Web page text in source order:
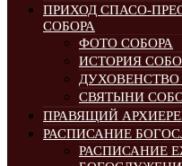
ПРИХОД СПАСО-
СОБОРА
ФОТО СОБОРА
ИСТОРИЯ
ДУХОВЕНСТВО
СВЯТЫНИ
ПРАВЯЩИЙ
РАСПИСАНИЕ
РАСПИСАНИЕ